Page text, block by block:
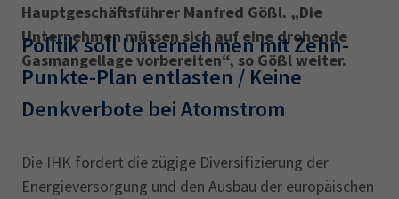
Magazin Log-in
Hauptgeschäftsführer Manfred Gößl. „Die
Unternehmen müssen sich auf eine drohende
Gasmangellage vorbereiten“, so Gößl weiter.
Politik soll Unternehmen mit Zehn-
Punkte-Plan entlasten / Keine
Denkverbote bei Atomstrom
Die IHK fordert die zügige Diversifizierung der
Energieversorgung und den Ausbau der europäischen